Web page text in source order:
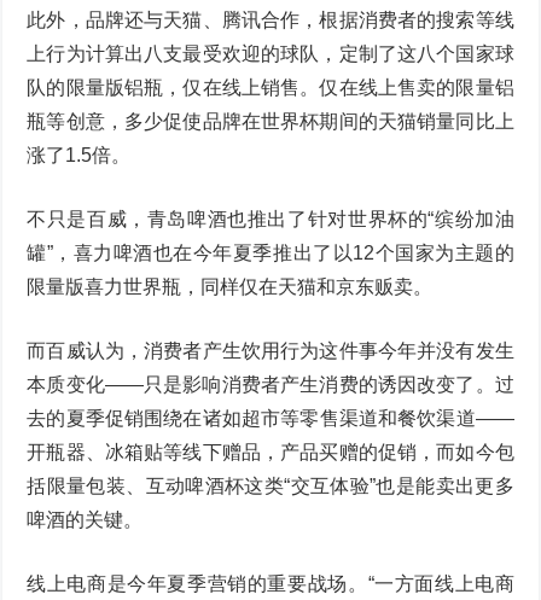
此外，品牌还与天猫、腾讯合作，根据消费者的搜索等线
上行为计算出八支最受欢迎的球队，定制了这八个国家球
队的限量版铝瓶，仅在线上销售。仅在线上售卖的限量铝
瓶等创意，多少促使品牌在世界杯期间的天猫销量同比上
涨了1.5倍。
不只是百威，青岛啤酒也推出了针对世界杯的“缤纷加油
罐”，喜力啤酒也在今年夏季推出了以12个国家为主题的
限量版喜力世界瓶，同样仅在天猫和京东贩卖。
而百威认为，消费者产生饮用行为这件事今年并没有发生
本质变化——只是影响消费者产生消费的诱因改变了。过
去的夏季促销围绕在诸如超市等零售渠道和餐饮渠道——
开瓶器、冰箱贴等线下赠品，产品买赠的促销，而如今包
括限量包装、互动啤酒杯这类“交互体验”也是能卖出更多
啤酒的关键。
线上电商是今年夏季营销的重要战场。“一方面线上电商